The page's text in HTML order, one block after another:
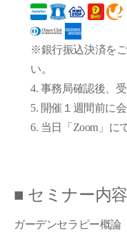
※銀行振込決済を
い。
4. 事務局確認後、
5. 開催１週間前に
6. 当日「Zoom」に
■ セミナー内容
ガーデンセラピー概論